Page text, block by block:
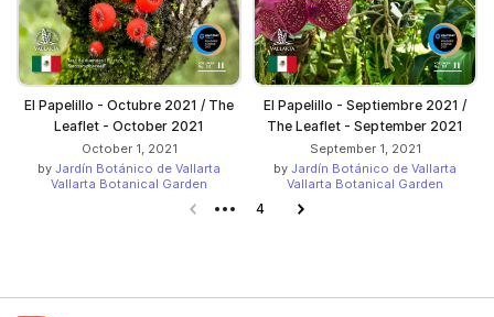
El Papelillo - Octubre 2021 / The
Leaflet - October 2021
October 1, 2021
by Jardín Botánico de Vallarta
Vallarta Botanical Garden
El Papelillo - Septiembre 2021 /
The Leaflet - September 2021
September 1, 2021
by Jardín Botánico de Vallarta
Vallarta Botanical Garden
Previous page
4 Next page